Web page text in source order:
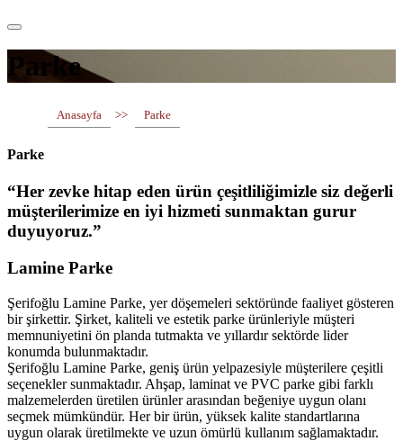
Parke
Anasayfa >> Parke
Parke
“Her zevke hitap eden ürün çeşitliliğimizle siz değerli
müşterilerimize en iyi hizmeti sunmaktan gurur
duyuyoruz.”
Lamine Parke
Şerifoğlu Lamine Parke, yer döşemeleri sektöründe faaliyet gösteren
bir şirkettir. Şirket, kaliteli ve estetik parke ürünleriyle müşteri
memnuniyetini ön planda tutmakta ve yıllardır sektörde lider
konumda bulunmaktadır.
Şerifoğlu Lamine Parke, geniş ürün yelpazesiyle müşterilere çeşitli
seçenekler sunmaktadır. Ahşap, laminat ve PVC parke gibi farklı
malzemelerden üretilen ürünler arasından beğeniye uygun olanı
seçmek mümkündür. Her bir ürün, yüksek kalite standartlarına
uygun olarak üretilmekte ve uzun ömürlü kullanım sağlamaktadır.